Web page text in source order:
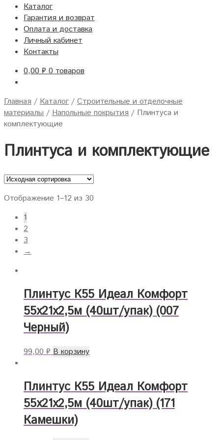
Каталог
Гарантия и возврат
Оплата и доставка
Личный кабинет
Контакты
0,00₽ 0 товаров
Главная / Каталог / Строительные и отделочные
материалы / Напольные покрытия / Плинтуса и
комплектующие
Плинтуса и комплектующие
Отображение 1–12 из 30
1
2
3
→
Плинтус К55 Идеал Комфорт
55х21х2,5м (40шт/упак) (007
Черный)
99,00₽ В корзину
Плинтус К55 Идеал Комфорт
55х21х2,5м (40шт/упак) (171
Камешки)